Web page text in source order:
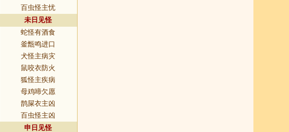
百虫怪主忧
未日见怪
蛇怪有酒食
釜甑鸣进口
犬怪主病灾
鼠咬衣防火
狐怪主疾病
母鸡啼欠愿
鹊屎衣主凶
百虫怪主凶
申日见怪